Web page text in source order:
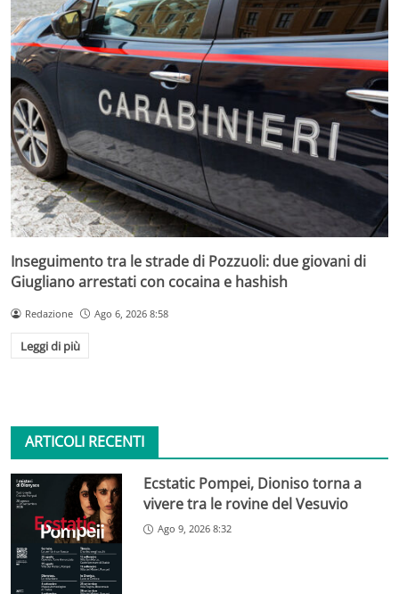
Inseguimento tra le strade di Pozzuoli: due giovani di
Giugliano arrestati con cocaina e hashish
Redazione Ago 6, 2026 8:58
Leggi di più
ARTICOLI RECENTI
Ecstatic Pompei, Dioniso torna a
vivere tra le rovine del Vesuvio
Ago 9, 2026 8:32